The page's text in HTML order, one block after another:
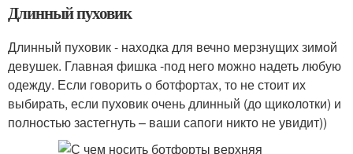
Длинный пуховик
Длинный пуховик - находка для вечно мерзнущих зимой
девушек. Главная фишка -под него можно надеть любую
одежду. Если говорить о ботфортах, то не стоит их
выбирать, если пуховик очень длинный (до щиколотки) и
полностью застегнуть – ваши сапоги никто не увидит))